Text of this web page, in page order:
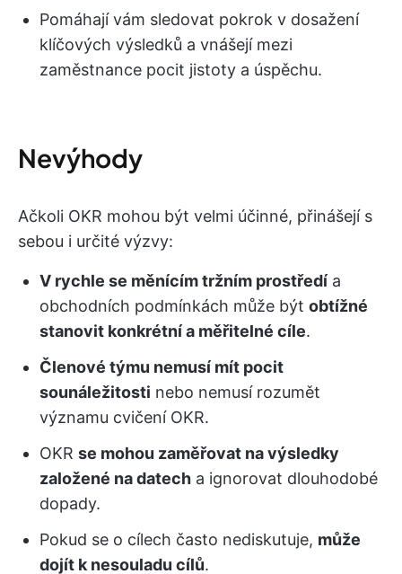
Pomáhají vám sledovat pokrok v dosažení
klíčových výsledků a vnášejí mezi
zaměstnance pocit jistoty a úspěchu.
Nevýhody
Ačkoli OKR mohou být velmi účinné, přinášejí s
sebou i určité výzvy:
V rychle se měnícím tržním prostředí a
obchodních podmínkách může být obtížné
stanovit konkrétní a měřitelné cíle.
Členové týmu nemusí mít pocit
sounáležitosti nebo nemusí rozumět
významu cvičení OKR.
OKR se mohou zaměřovat na výsledky
založené na datech a ignorovat dlouhodobé
dopady.
Pokud se o cílech často nediskutuje, může
dojít k nesouladu cílů.